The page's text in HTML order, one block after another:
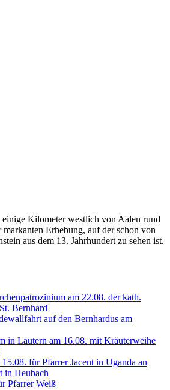
Kilometer westlich von Aalen rund
markanten Erhebung, auf der schon von
aus dem 13. Jahrhundert zu sehen ist.
am 22.08. der kath.
Bernhard
auf den Bernhardus am
in Lautern am 16.08. mit Kräuterweihe
für Pfarrer Jacent in Uganda an
in Heubach
Pfarrer Weiß